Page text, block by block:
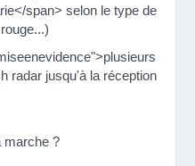
span> selon le type de
radar jusqu'à la réception
marche ?